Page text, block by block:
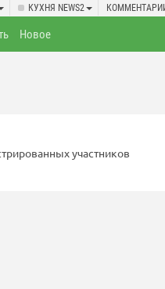
КУХНЯ NEWS2
Новое
участников